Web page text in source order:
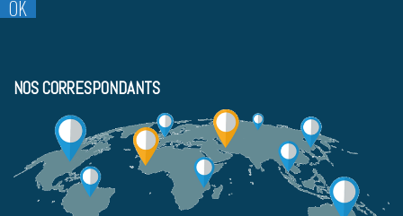
NOS CORRESPONDANTS